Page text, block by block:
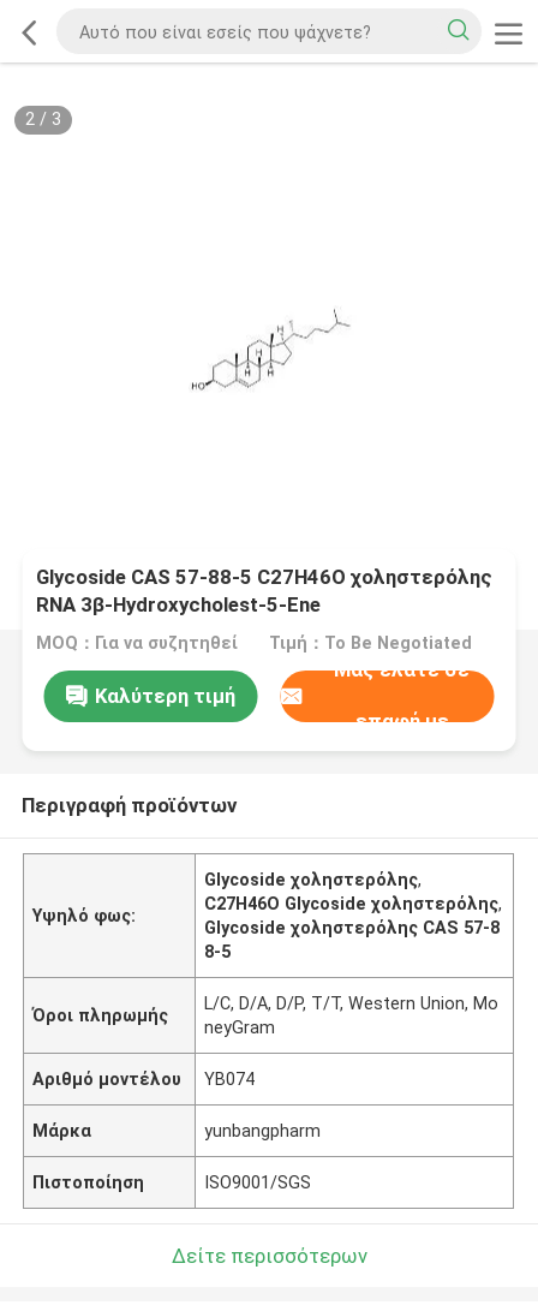
2/ 3
Glycoside CAS 57-88-5 C27H46O χοληστερόλης
RNA 3β-Hydroxycholest-5-Ene
MOQ：Για να συζητηθεί Τιμή：To Be Negotiated
Καλύτερη τιμή
Μας ελάτε σε
επαφή με
Περιγραφή προϊόντων
Υψηλό φως:
Glycoside χοληστερόλης,
C27H46O Glycoside χοληστερόλης,
Glycoside χοληστερόλης CAS 57-8
8-5
Όροι πληρωμής
L/C, D/A, D/P, T/T, Western Union, Mo
neyGram
Αριθμό μοντέλου YB074
Μάρκα yunbangpharm
Πιστοποίηση ISO9001/SGS
Δείτε περισσότερων